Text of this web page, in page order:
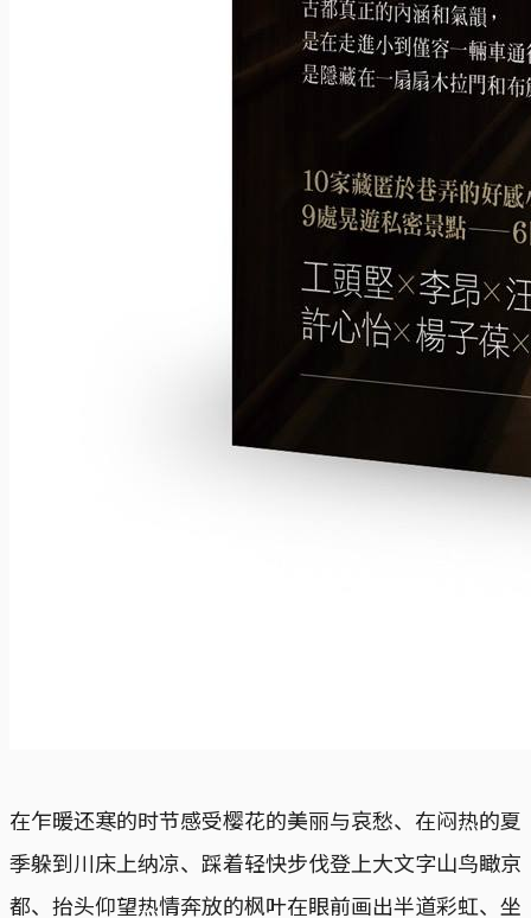
在乍暖还寒的时节感受樱花的美丽与哀愁、在闷热的夏
季躲到川床上纳凉、踩着轻快步伐登上大文字山鸟瞰京
都、抬头仰望热情奔放的枫叶在眼前画出半道彩虹、坐